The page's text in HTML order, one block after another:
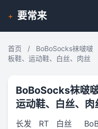
+ 要常来
首页 / BoBoSocks袜啵啵
板鞋、运动鞋、白丝、肉丝
BoBoSocks袜啵
运动鞋、白丝、肉
长发 RT 白丝